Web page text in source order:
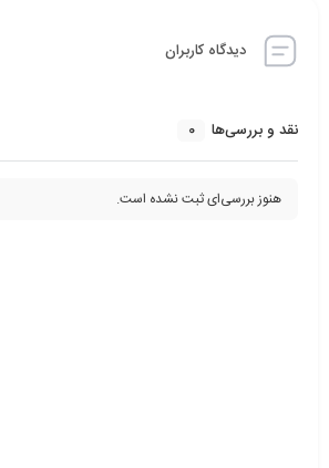
دیدگاه کاربران
نقد و بررسی‌ها 0
هنوز بررسی‌ای ثبت نشده است.